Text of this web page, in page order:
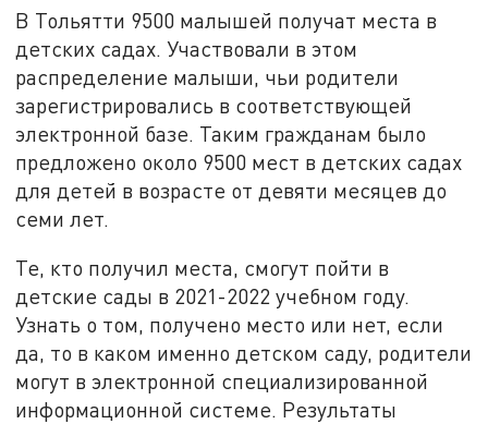
В Тольятти 9500 малышей получат места в
детских садах. Участвовали в этом
распределение малыши, чьи родители
зарегистрировались в соответствующей
электронной базе. Таким гражданам было
предложено около 9500 мест в детских садах
для детей в возрасте от девяти месяцев до
семи лет.
Те, кто получил места, смогут пойти в
детские сады в 2021-2022 учебном году.
Узнать о том, получено место или нет, если
да, то в каком именно детском саду, родители
могут в электронной специализированной
информационной системе. Результаты